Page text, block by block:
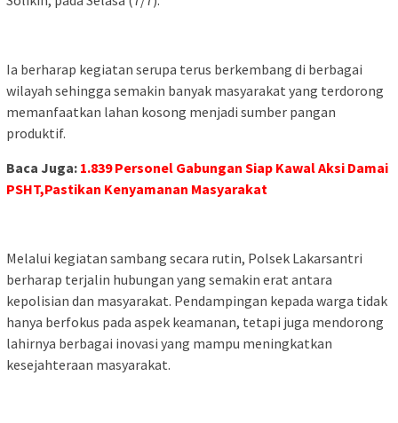
Ia berharap kegiatan serupa terus berkembang di berbagai
wilayah sehingga semakin banyak masyarakat yang terdorong
memanfaatkan lahan kosong menjadi sumber pangan
produktif.
Baca Juga: 1.839 Personel Gabungan Siap Kawal Aksi Damai
PSHT,Pastikan Kenyamanan Masyarakat
Melalui kegiatan sambang secara rutin, Polsek Lakarsantri
berharap terjalin hubungan yang semakin erat antara
kepolisian dan masyarakat. Pendampingan kepada warga tidak
hanya berfokus pada aspek keamanan, tetapi juga mendorong
lahirnya berbagai inovasi yang mampu meningkatkan
kesejahteraan masyarakat.